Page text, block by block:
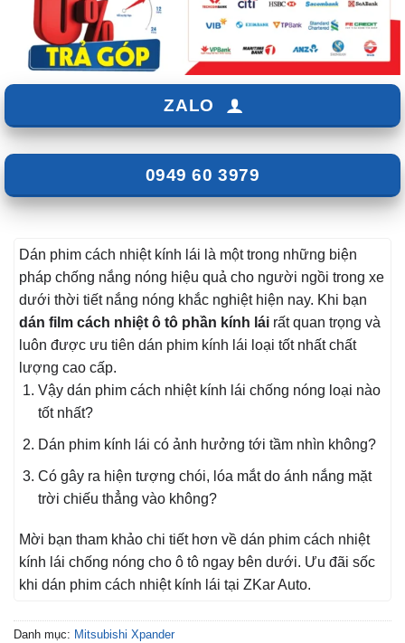
ZALO
0949 60 3979
Dán phim cách nhiệt kính lái là một trong những biện
pháp chống nắng nóng hiệu quả cho người ngồi trong xe
dưới thời tiết nắng nóng khắc nghiệt hiện nay. Khi bạn
dán film cách nhiệt ô tô phần kính lái rất quan trọng và
luôn được ưu tiên dán phim kính lái loại tốt nhất chất
lượng cao cấp.
Vậy dán phim cách nhiệt kính lái chống nóng loại nào
tốt nhất?
Dán phim kính lái có ảnh hưởng tới tầm nhìn không?
Có gây ra hiện tượng chói, lóa mắt do ánh nắng mặt
trời chiếu thẳng vào không?
Mời bạn tham khảo chi tiết hơn về dán phim cách nhiệt
kính lái chống nóng cho ô tô ngay bên dưới. Ưu đãi sốc
khi dán phim cách nhiệt kính lái tại ZKar Auto.
Danh mục: Mitsubishi Xpander